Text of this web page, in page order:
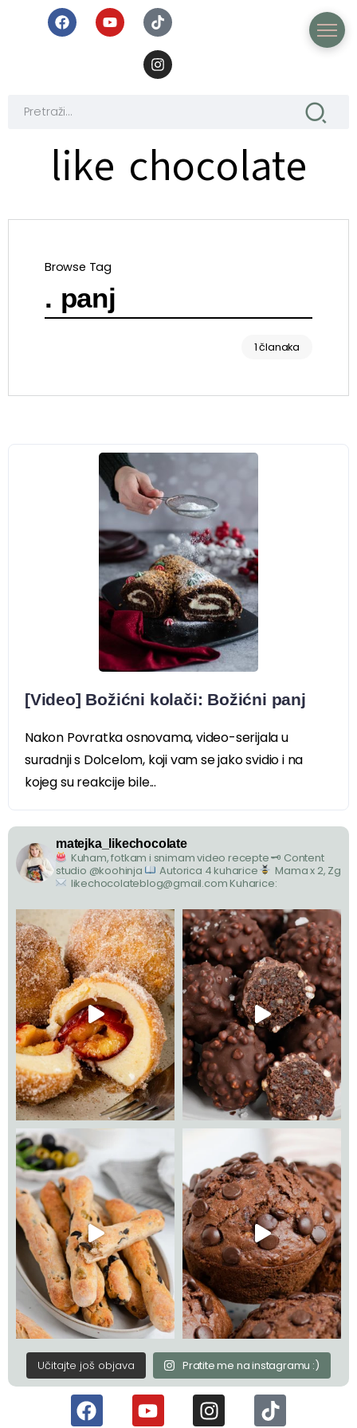
like chocolate
Browse Tag
. panj
1 članaka
[Video] Božićni kolači: Božićni panj
Nakon Povratka osnovama, video-serijala u
suradnji s Dolcelom, koji vam se jako svidio i na
kojeg su reakcije bile...
matejka_likechocolate
Kuham, fotkam i snimam video recepte🗝 Content
studio @koohinja
Autorica 4 kuharice
Mama x 2, Zg
likechocolateblog@gmail.com Kuharice:
Učitajte još objava Pratite me na instagramu :)